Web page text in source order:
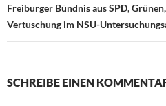
Freiburger Bündnis aus SPD,
Vertuschung im NSU-
SCHREIBE EINEN